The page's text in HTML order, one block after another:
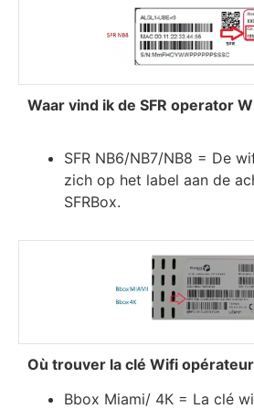
Waar vind ik de SFR operator
SFR NB6/NB7/NB8 = De
zich op het label aan de
SFRBox.
Оù trоuvеr lа сlé Wіfі
Вbох Міаmі/ 4К = Lа сlé